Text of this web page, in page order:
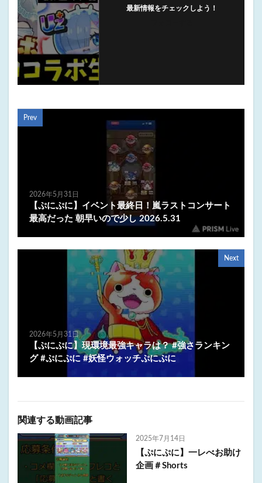
最新情報をチェックしよう！
Prev
2026年5月31日
【ぷにぷに】イベント最終日！嵐ラストコンサート
最高だった 朝早いので少し 2026.5.31
Next
2026年5月31日
【ぷにぷに】現環境最強キャラは？ #強さランキン
グ #ぷにぷに #妖怪ウォッチぷにぷに
関連する動画記事
2025年7月14日
【ぷにぷに】一レべお助け
企画＃Shorts